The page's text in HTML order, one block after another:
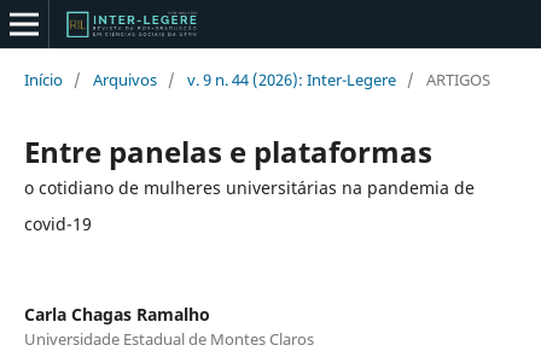
Início / Arquivos / v. 9 n. 44 (2026): Inter-Legere / ARTIGOS
Entre panelas e plataformas
o cotidiano de mulheres universitárias na pandemia de
covid-19
Carla Chagas Ramalho
Universidade Estadual de Montes Claros